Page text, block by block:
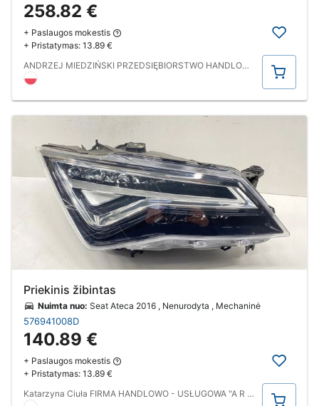
258.82 €
+ Paslaugos mokestis
+ Pristatymas: 13.89 €
ANDRZEJ MIEDZIŃSKI PRZEDSIĘBIORSTWO HANDLOWO USŁUGOWE
Pirkti
Priekinis žibintas
Nuimta nuo: Seat Ateca 2016 , Nenurodyta , Mechaninė
576941008D
140.89 €
+ Paslaugos mokestis
+ Pristatymas: 13.89 €
Katarzyna Ciuła FIRMA HANDLOWO - USŁUGOWA "A R I S".
Pirkti